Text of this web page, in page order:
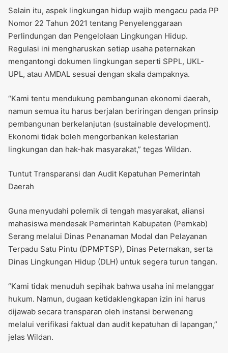
Selain itu, aspek lingkungan hidup wajib mengacu pada PP
Nomor 22 Tahun 2021 tentang Penyelenggaraan
Perlindungan dan Pengelolaan Lingkungan Hidup.
Regulasi ini mengharuskan setiap usaha peternakan
mengantongi dokumen lingkungan seperti SPPL, UKL-
UPL, atau AMDAL sesuai dengan skala dampaknya.
“Kami tentu mendukung pembangunan ekonomi daerah,
namun semua itu harus berjalan beriringan dengan prinsip
pembangunan berkelanjutan (sustainable development).
Ekonomi tidak boleh mengorbankan kelestarian
lingkungan dan hak-hak masyarakat,” tegas Wildan.
Tuntut Transparansi dan Audit Kepatuhan Pemerintah
Daerah
Guna menyudahi polemik di tengah masyarakat, aliansi
mahasiswa mendesak Pemerintah Kabupaten (Pemkab)
Serang melalui Dinas Penanaman Modal dan Pelayanan
Terpadu Satu Pintu (DPMPTSP), Dinas Peternakan, serta
Dinas Lingkungan Hidup (DLH) untuk segera turun tangan.
“Kami tidak menuduh sepihak bahwa usaha ini melanggar
hukum. Namun, dugaan ketidaklengkapan izin ini harus
dijawab secara transparan oleh instansi berwenang
melalui verifikasi faktual dan audit kepatuhan di lapangan,”
jelas Wildan.